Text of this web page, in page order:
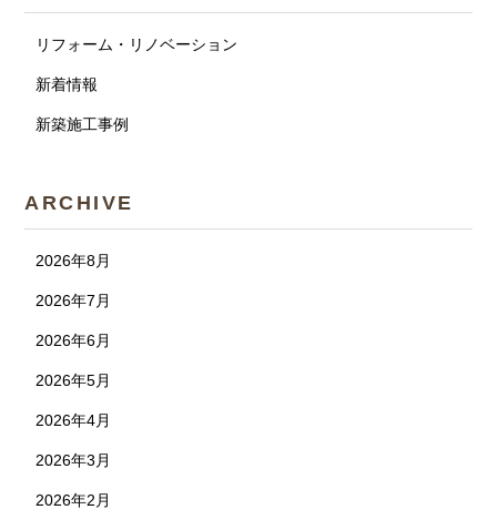
リフォーム・リノベーション
新着情報
新築施工事例
ARCHIVE
2026年8月
2026年7月
2026年6月
2026年5月
2026年4月
2026年3月
2026年2月